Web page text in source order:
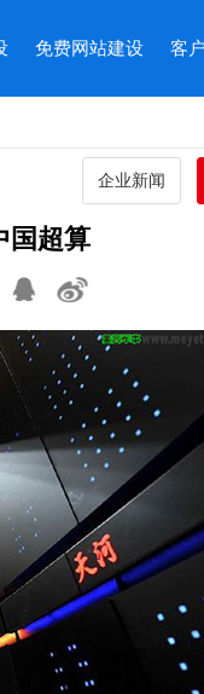
免费网站建设 客
企业新闻
国超算